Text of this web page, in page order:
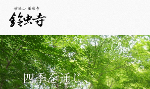
四季を通じ、